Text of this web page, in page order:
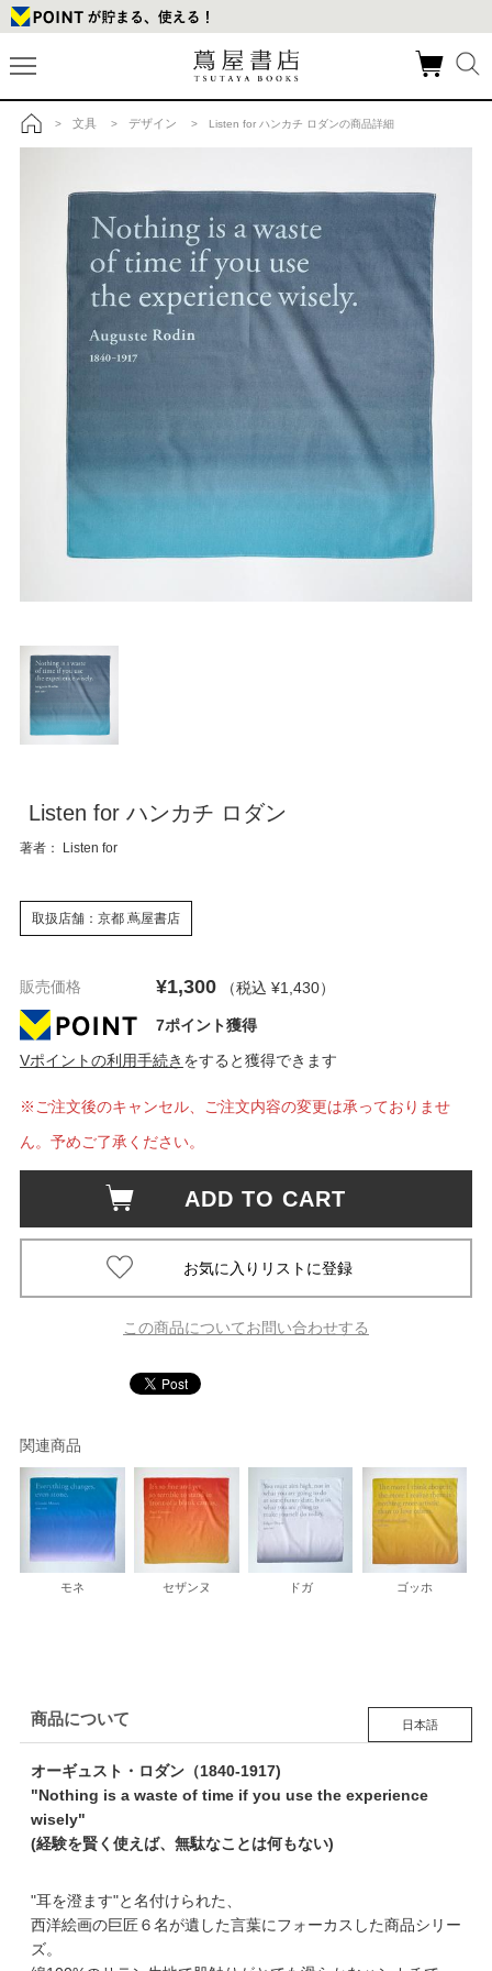
トップ
> 文具 > デザイン > Listen for ハンカチ ロダンの商品詳細
Listen for ハンカチ ロダン
著者： Listen for
取扱店舗：京都 蔦屋書店
販売価格 ¥1,300 （税込 ¥1,430）
7ポイント獲得
Vポイントの利用手続き をすると獲得できます
※ご注文後のキャンセル、ご注文内容の変更は承っておりませ
ん。予めご了承ください。
ADD TO CART
この商品についてお問い合わせする
関連商品
モネ セザンヌ ドガ ゴッホ
商品について 日本語
オーギュスト・ロダン（1840-1917)
"Nothing is a waste of time if you use the experience
wisely"
(経験を賢く使えば、無駄なことは何もない)
"耳を澄ます"と名付けられた、
西洋絵画の巨匠６名が遺した言葉にフォーカスした商品シリー
ズ。